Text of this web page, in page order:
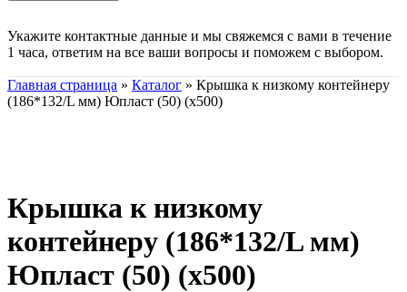
Укажите контактные данные и мы свяжемся с вами в течение
1 часа, ответим на все ваши вопросы и поможем с выбором.
Главная страница » Каталог » Крышка к низкому контейнеру
(186*132/L мм) Юпласт (50) (х500)
Крышка к низкому
контейнеру (186*132/L мм)
Юпласт (50) (х500)